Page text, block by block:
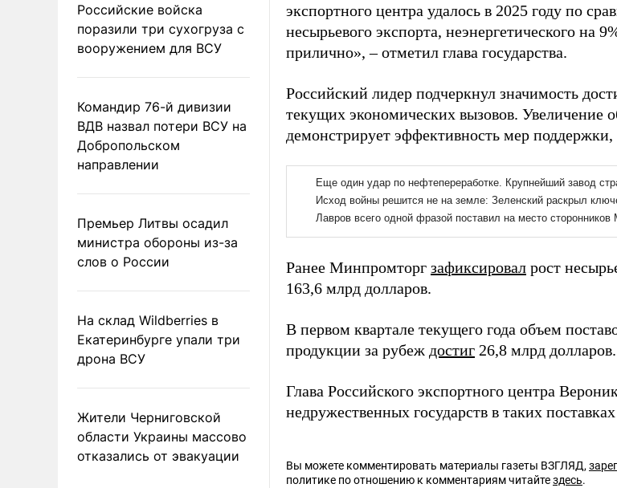
Российские войска
поразили три сухогруза с
вооружением для ВСУ
Командир 76-й дивизии
ВДВ назвал потери ВСУ на
Добропольском
направлении
Премьер Литвы осадил
министра обороны из-за
слов о России
На склад Wildberries в
Екатеринбурге упали три
дрона ВСУ
Жители Черниговской
области Украины массово
отказались от эвакуации
экспортного центра удалось в 2025 году по
несырьевого экспорта, неэнергетического на
прилично», – отметил глава государства.
Российский лидер подчеркнул значимость
текущих экономических вызовов. Увеличение
демонстрирует эффективность мер
Ранее Минпромторг зафиксировал рост
163,6 млрд долларов.
В первом квартале текущего года объем
продукции за рубеж достиг 26,8 млрд долларов.
Глава Российского экспортного центра
недружественных государств в таких
Вы можете комментировать материалы газеты ВЗГЛЯД,
политике по отношению к комментариям читайтездесь.